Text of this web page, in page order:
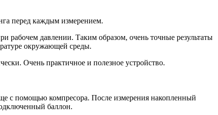
перед каждым измерением.
рабочем давлении. Таким образом, очень точные результаты
окружающей среды.
Очень практичное и полезное устройство.
с помощью компресора. После измерения накопленный
баллон.